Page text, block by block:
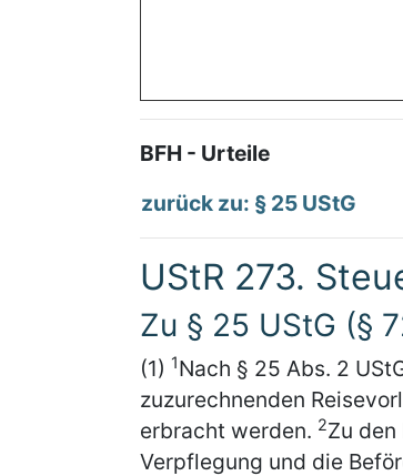
BFH - Urteile
zurück zu: § 25 UStG
UStR 273.
Zu § 25 UStG (§
(1) 1Nach § 25 Abs. 2
zuzurechnenden
erbracht werden. 2Zu
Verpflegung und die